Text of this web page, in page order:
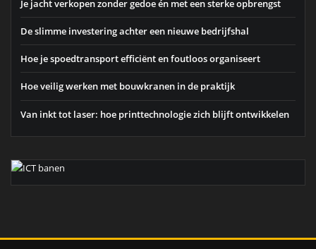
Je jacht verkopen zonder gedoe én met een sterke opbrengst
De slimme investering achter een nieuwe bedrijfshal
Hoe je spoedtransport efficiënt en foutloos organiseert
Hoe veilig werken met bouwkranen in de praktijk
Van inkt tot laser: hoe printtechnologie zich blijft ontwikkelen